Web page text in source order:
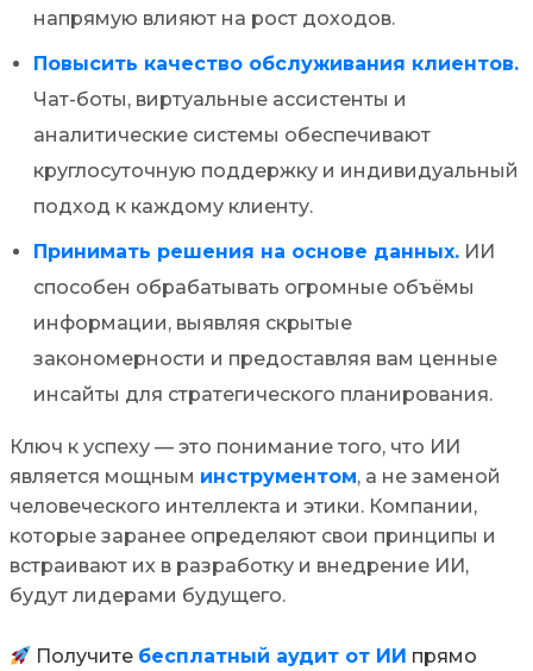
напрямую влияют на рост доходов.
Повысить качество обслуживания клиентов.
Чат-боты, виртуальные ассистенты и
аналитические системы обеспечивают
круглосуточную поддержку и индивидуальный
подход к каждому клиенту.
Принимать решения на основе данных. ИИ
способен обрабатывать огромные объёмы
информации, выявляя скрытые
закономерности и предоставляя вам ценные
инсайты для стратегического планирования.
Ключ к успеху — это понимание того, что ИИ
является мощным инструментом, а не заменой
человеческого интеллекта и этики. Компании,
которые заранее определяют свои принципы и
встраивают их в разработку и внедрение ИИ,
будут лидерами будущего.
Получите бесплатный аудит от ИИ прямо